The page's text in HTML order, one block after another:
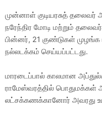
முன்னாள் குடியரசுத் தலைவர்
நரேந்திர மோடி மற்றும்
பின்னர், 21 குண்டுகள்
நல்லடக்கம் செய்யப்பட்டது.
மாரடைப்பால் காலமான
ராமேஸ்வரத்தில்
லட்சக்கணக்கானோர் அவரது